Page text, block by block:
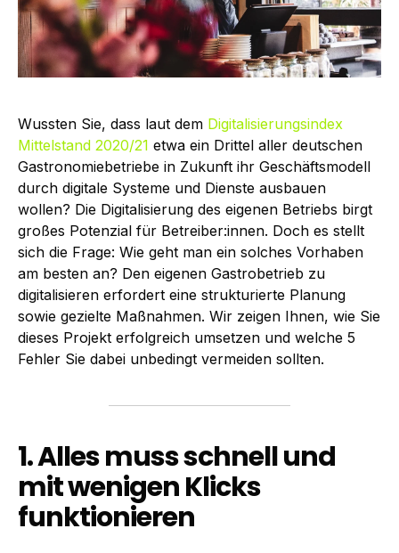
Wussten Sie, dass laut dem Digitalisierungsindex
Mittelstand 2020/21 etwa ein Drittel aller deutschen
Gastronomiebetriebe in Zukunft ihr Geschäftsmodell
durch digitale Systeme und Dienste ausbauen
wollen? Die Digitalisierung des eigenen Betriebs birgt
großes Potenzial für Betreiber:innen. Doch es stellt
sich die Frage: Wie geht man ein solches Vorhaben
am besten an? Den eigenen Gastrobetrieb zu
digitalisieren erfordert eine strukturierte Planung
sowie gezielte Maßnahmen. Wir zeigen Ihnen, wie Sie
dieses Projekt erfolgreich umsetzen und welche 5
Fehler Sie dabei unbedingt vermeiden sollten.
1. Alles muss schnell und
mit wenigen Klicks
funktionieren